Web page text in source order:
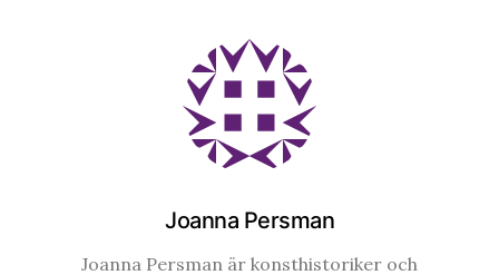
Joanna Persman
Joanna Persman är konsthistoriker och